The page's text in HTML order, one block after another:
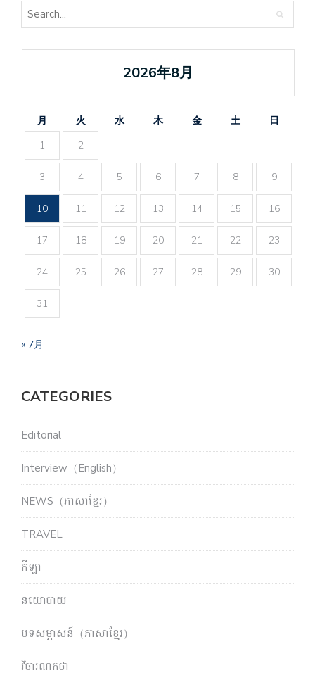
2026年8月
月 火 水 木 金 土
日
1
2
3 4 5 6 7 8 9
10 11 12 13 14 15 16
17 18 19 20 21 22 23
24 25 26 27 28 29 30
31
« 7月
CATEGORIES
Editorial
Interview（English）
NEWS（ភាសាខ្មែរ）
TRAVEL
កីឡា
នយោបាយ
បទសម្ភាសន៍（ភាសាខ្មែរ）
វិចារណកថា